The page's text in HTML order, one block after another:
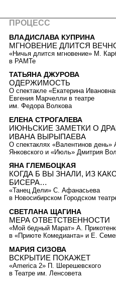
ПРОЦЕСС
ВЛАДИСЛАВА КУПРИНА
МГНОВЕНИЕ ДЛИТСЯ
«Ничья длится мгновение» М.
в РАМТе
ТАТЬЯНА ДЖУРОВА
ОДЕРЖИМОСТЬ
О спектакле «Екатерина
Евгения Марчелли в театре
им. Федора Волкова
ЕЛЕНА СТРОГАЛЕВА
ИЮНЬСКИЕ ЗАМЕТКИ О
ИВАНА ВЫРЫПАЕВА
О спектаклях «Валентинов день»
Янковского и «Июль» Дмитрия
ЯНА ГЛЕМБОЦКАЯ
КОГДА Б ВЫ ЗНАЛИ, ИЗ
БИСЕРА…
«Танец Дели» С. Афанасьева
в Новосибирском Городском
СВЕТЛАНА ЩАГИНА
МЕРА ОТВЕТСТВЕННОСТИ
«Мой бедный Марат» А.
в «Приюте Комедианта» и Е.
МАРИЯ СИЗОВА
ВСКРЫТИЕ ПОКАЖЕТ
«America 2» П. Шерешевского
в Театре им. Ленсовета